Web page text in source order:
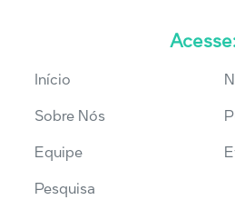
Acesse:
Início
Sobre Nós
Equipe
Pesquisa